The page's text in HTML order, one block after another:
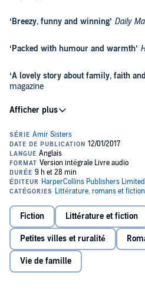
‘Breezy, funny and winning’ Daily
‘Packed with humour and warmth’
‘A lovely story about family, faith
magazine
* * * * *
The four Amir sisters – Fatima,
only young Muslims in the quaint
On the outside, despite not quite
Amirs are happy. But on the inside,
Fatima is trying to find out who she
attempts, finally pass her driving test.
but longs to be a mother. Bubblee is
London, away from family tradition,
burgeoning Youtube stardom.
Yet when family tragedy strikes, it
Fiction Littérature et fiction
Petites villes et ruralité
Vie de famille